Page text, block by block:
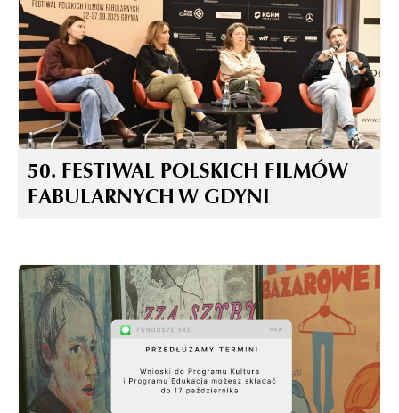
50. FESTIWAL POLSKICH FILMÓW
FABULARNYCH W GDYNI